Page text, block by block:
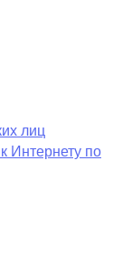
лиц
Интернету по